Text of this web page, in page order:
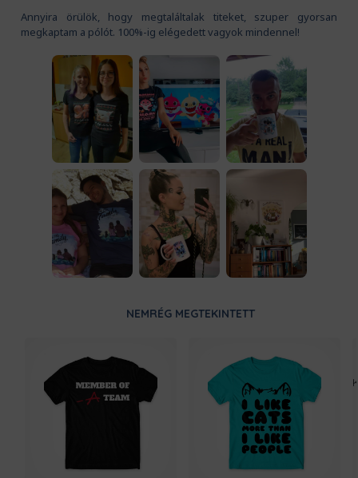
Annyira örülök, hogy megtaláltalak titeket, szuper gyorsan
megkaptam a pólót. 100%-ig elégedett vagyok mindennel!
NEMRÉG MEGTEKINTETT